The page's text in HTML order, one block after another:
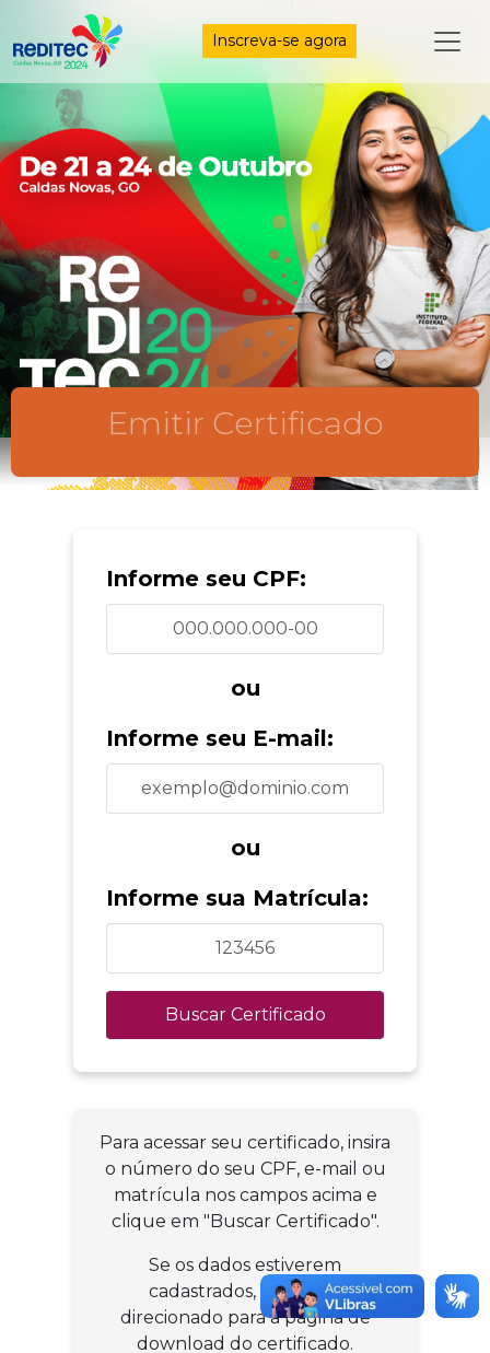
Inscreva-se agora
Emitir Certificado
Informe seu CPF:
ou
Informe seu E-mail:
ou
Informe sua Matrícula:
Buscar Certificado
Para acessar seu certificado, insira
o número do seu CPF, e-mail ou
matrícula nos campos acima e
clique em "Buscar Certificado".
Se os dados estiverem
cadastrados, você será
direcionado para a página de
download do certificado.